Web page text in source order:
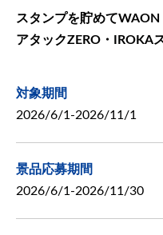
スタンプを貯めてWAON
アタックZERO・IROKA
対象期間
2026/6/1-2026/11/1
景品応募期間
2026/6/1-2026/11/30